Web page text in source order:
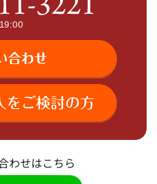
わせはこちら